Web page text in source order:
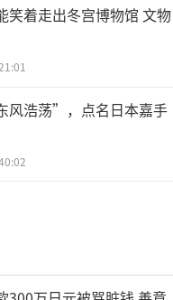
笑着走出冬宫博物馆 文物
风浩荡”，点名日本嘉手